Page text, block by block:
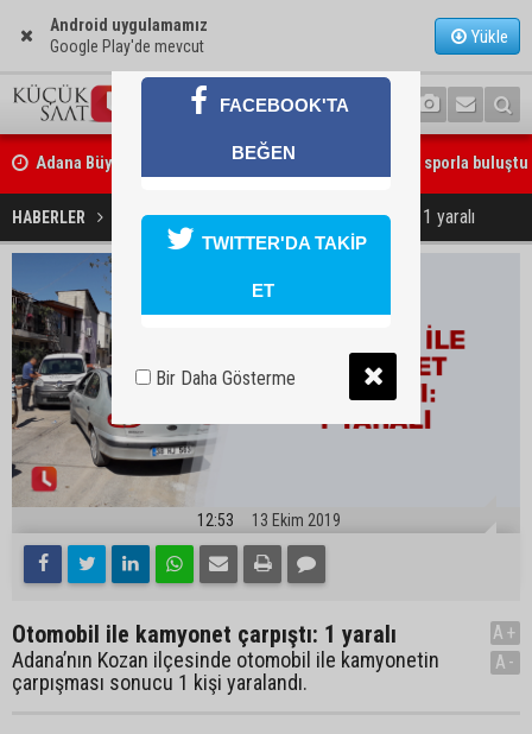
Android uygulamamız
Google Play'de mevcut
Yükle
Adana Büyükşehir Yaz Spor Okulları’nda 30 bin çocuk sporla buluştu
Beşiktaş dosyasında iki tahliye: Özcan Zenger ve Utku Caner
bırakıldı
HABERLER YAŞAM Otomobil ile kamyonet çarpıştı: 1 yaralı
12:53 13 Ekim 2019
Otomobil ile kamyonet çarpıştı: 1 yaralı
Adana’nın Kozan ilçesinde otomobil ile kamyonetin
çarpışması sonucu 1 kişi yaralandı.
A+
A-
FACEBOOK'TA
BEĞEN
TWITTER'DA TAKİP
ET
Bir Daha Gösterme